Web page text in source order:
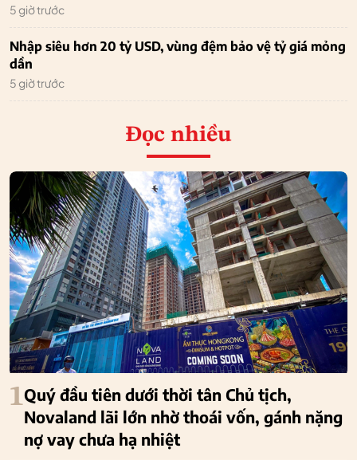
5 giờ trước
Nhập siêu hơn 20 tỷ USD, vùng đệm bảo vệ tỷ giá mỏng
dần
5 giờ trước
Đọc nhiều
1Quý đầu tiên dưới thời tân Chủ tịch,
Novaland lãi lớn nhờ thoái vốn, gánh nặng
nợ vay chưa hạ nhiệt